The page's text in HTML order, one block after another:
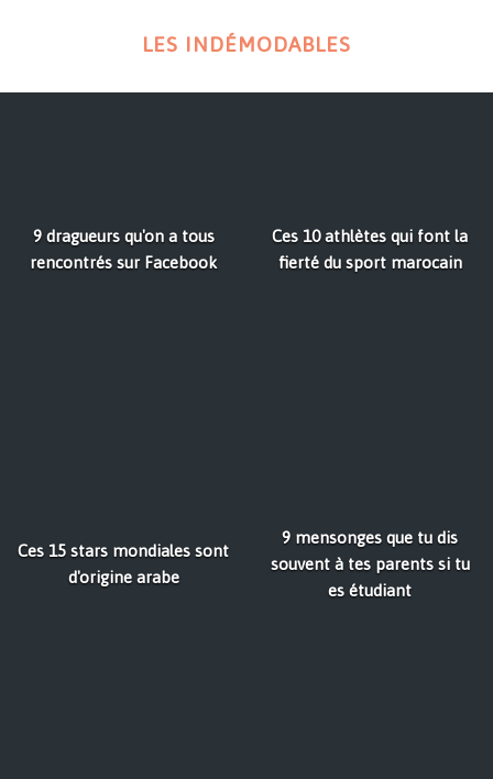
LES INDÉMODABLES
9 dragueurs qu'on a tous
rencontrés sur Facebook
Ces 10 athlètes qui font la
fierté du sport marocain
Ces 15 stars mondiales sont
d'origine arabe
9 mensonges que tu dis
souvent à tes parents si tu
es étudiant